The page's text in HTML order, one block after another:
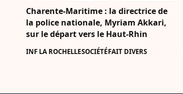
Charente-Maritime : la directrice de
la police nationale, Myriam Akkari,
sur le départ vers le Haut-Rhin
INF LA ROCHELLESOCIÉTÉFAIT DIVERS